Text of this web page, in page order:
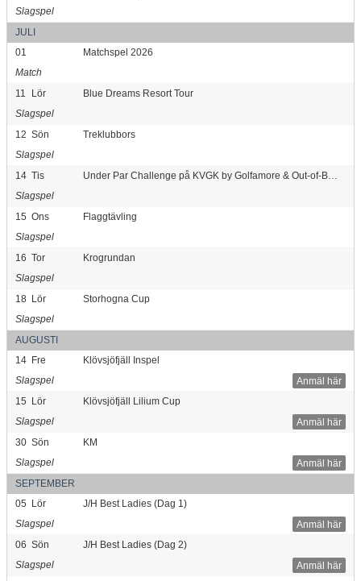
Slagspel
JULI
01
Matchspel 2026
Match
11
Lör
Blue Dreams Resort Tour
Slagspel
12 Sön
Treklubbors
Slagspel
14 Tis
Under Par Challenge på KVGK by Golfamore & Out-of-Bounds.se
Slagspel
15 Ons
Flaggtävling
Slagspel
16 Tor
Krogrundan
Slagspel
18 Lör
Storhogna Cup
Slagspel
AUGUSTI
14 Fre
Klövsjöfjäll Inspel
Anmäl här
Slagspel
15
Lör
Klövsjöfjäll Lilium Cup
Anmäl här
Slagspel
30 Sön
KM
Anmäl här
Slagspel
SEPTEMBER
05
Lör
J/H Best Ladies (Dag 1)
Anmäl här
Slagspel
06 Sön
J/H Best Ladies (Dag 2)
Anmäl här
Slagspel